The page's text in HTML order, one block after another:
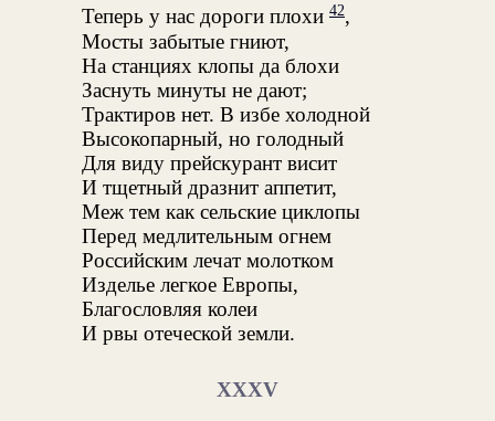
Теперь у нас дороги плохи 42,
Мосты забытые гниют,
На станциях клопы да блохи
Заснуть минуты не дают;
Трактиров нет. В избе холодной
Высокопарный, но голодный
Для виду прейскурант висит
И тщетный дразнит аппетит,
Меж тем как сельские циклопы
Перед медлительным огнем
Российским лечат молотком
Изделье легкое Европы,
Благословляя колеи
И рвы отеческой земли.
XXXV